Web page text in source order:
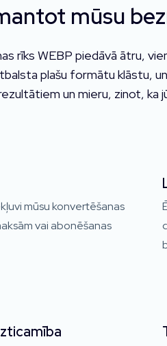
mūsu
rīks WEBP piedāvā ātru,
plašu formātu klāstu,
un mieru, zinot, ka
mūsu konvertēšanas
vai abonēšanas